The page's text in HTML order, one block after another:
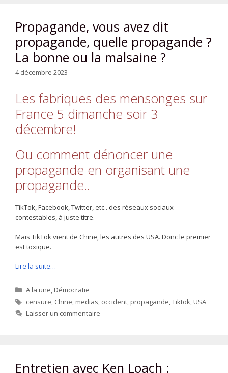
Propagande, vous avez dit
propagande, quelle propagande ?
La bonne ou la malsaine ?
4 décembre 2023
Les fabriques des mensonges sur
France 5 dimanche soir 3
décembre!
Ou comment dénoncer une
propagande en organisant une
propagande..
TikTok, Facebook, Twitter, etc.. des réseaux sociaux
contestables, à juste titre.
Mais TikTok vient de Chine, les autres des USA. Donc le premier
est toxique.
Lire la suite…
Catégories
A la une,Démocratie
Étiquettes
censure, Chine,medias, occident,propagande,Tiktok,USA
Laisser un commentaire
Entretien avec Ken Loach :